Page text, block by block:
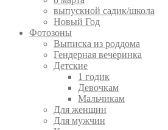
выпускной садик/школа
Новый Год
Фотозоны
Выписка из роддома
Гендерная вечеринка
Детские
1 годик
Девочкам
Мальчикам
Для женщин
Для мужчин